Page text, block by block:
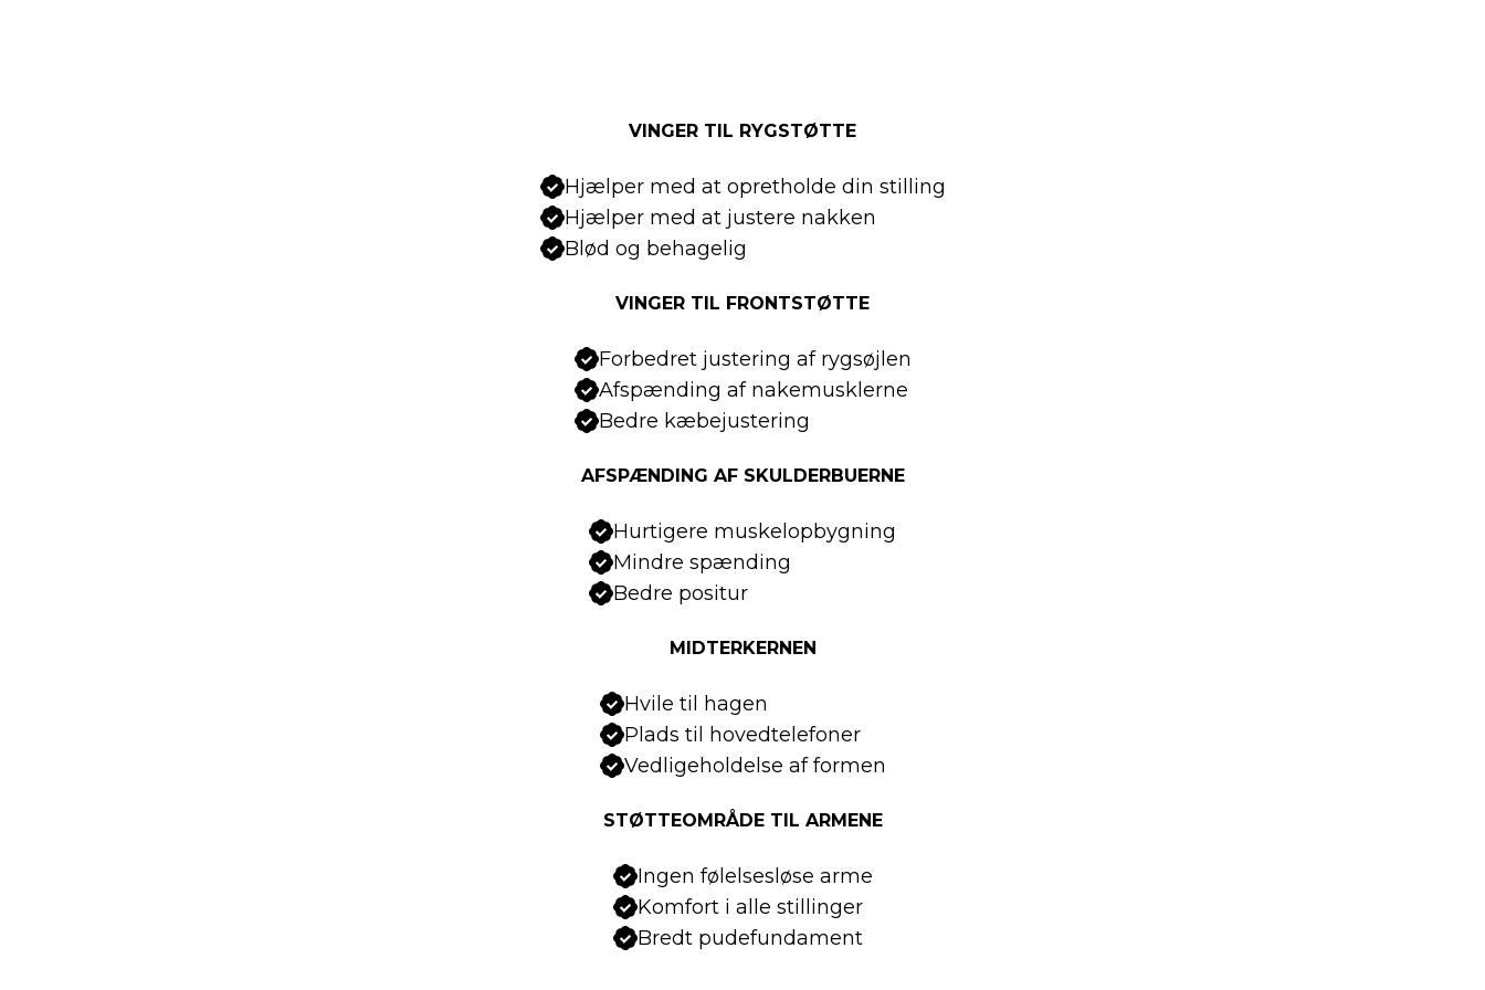
VINGER TIL RYGSTØTTE
Hjælper med at opretholde din stilling
Hjælper med at justere nakken
Blød og behagelig
VINGER TIL FRONTSTØTTE
Forbedret justering af rygsøjlen
Afspænding af nakemusklerne
Bedre kæbejustering
AFSPÆNDING AF SKULDERBUERNE
Hurtigere muskelopbygning
Mindre spænding
Bedre positur
MIDTERKERNEN
Hvile til hagen
Plads til hovedtelefoner
Vedligeholdelse af formen
STØTTEOMRÅDE TIL ARMENE
Ingen følelsesløse arme
Komfort i alle stillinger
Bredt pudefundament